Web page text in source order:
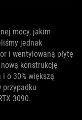
mocy, jakim
jednak
i wentylowaną płytę
konstrukcję
o 30% większą
przypadku
3090.